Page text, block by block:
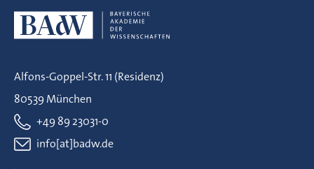
Alfons-Goppel-Str. 11 (Residenz)
80539 München
+49 89 23031-0
info[at]badw.de